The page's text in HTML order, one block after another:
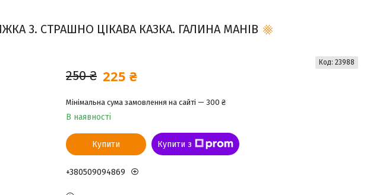
3. СТРАШНО ЦІКАВА КАЗКА. ГАЛИНА МАНІВ
250 ₴ 225 ₴
Мінімальна сума замовлення на сайті — 300 ₴
В наявності
Код: 23988
Купити Купити з
+380509094869